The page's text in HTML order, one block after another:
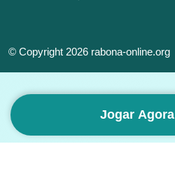
© Copyright 2026 rabona-online.org
Jogar Agora